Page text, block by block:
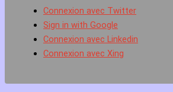
Connexion avec Twitter
Sign in with Google
Connexion avec Linkedin
Connexion avec Xing